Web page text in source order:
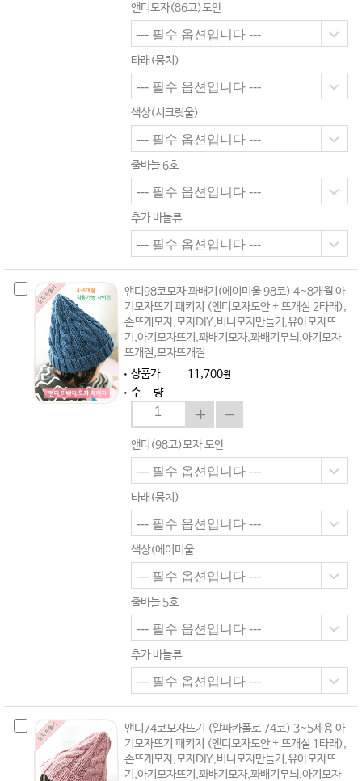
앤디모자(86코)도안
타래(뭉치)
색상(시크릿울)
줄바늘 6호
추가 바늘류
앤디98코모자 꽈배기(에이미울 98코) 4~8개월 아
기모자뜨기 패키지 (앤디모자도안 + 뜨개실 2타래),
손뜨개모자,모자DIY,비니모자만들기,유아모자뜨
기,아기모자뜨기,꽈배기모자,꽈배기무늬,아기모자
뜨개질,모자뜨개질
상품가
11,700원
수 량
앤디(98코)모자 도안
타래(뭉치)
색상(에이미울
줄바늘 5호
추가 바늘류
앤디74코모자뜨기 (알파카폴로 74코) 3~5세용 아
기모자뜨기 패키지 (앤디모자도안 + 뜨개실 1타래),
손뜨개모자,모자DIY,비니모자만들기,유아모자뜨
기,아기모자뜨기,꽈배기모자,꽈배기무늬,아기모자